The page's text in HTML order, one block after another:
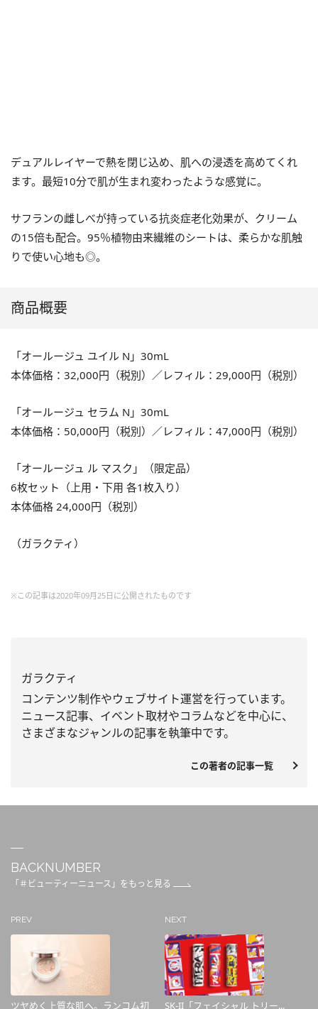
デュアルレイヤーで熱を閉じ込め、肌への浸透を高めてくれ
ます。最短10分で肌が生まれ変わったような感覚に。
サフランの雌しべが持っている抗炎症老化効果が、クリーム
の15倍も配合。 95％植物由来繊維のシートは、柔らかな肌触
りで使い心地も◎。
商品概要
「オールージュ ユイル N」30mL
本体価格： 32,000円（税別）／レフィル： 29,000円（税別）
「オールージュ セラム N」30mL
本体価格： 50,000円（税別）／レフィル： 47,000円（税別）
「オールージュ ル マスク」（限定品）
6枚セット（上用・下用 各1枚入り）
本体価格 24,000円（税別）
（ガラクティ）
※この記事は2020年09月25日に公開されたものです
ガラクティ
コンテンツ制作やウェブサイト運営を行っています。
ニュース記事、 イベント取材やコラムなどを中心に、
さまざまなジャンルの記事を執筆中です。
この著者の記事一覧
BACKNUMBER
「＃ビューティーニュース」をもっと見る
PREV
ツヤめく上質な肌へ。ランコム初
NEXT
SK-II「フェイシャル トリー...